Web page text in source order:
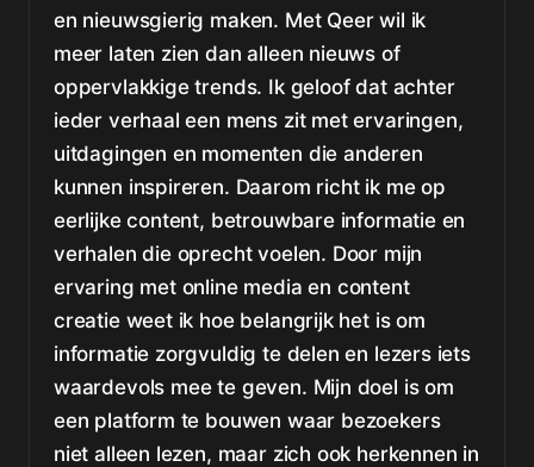
en nieuwsgierig maken. Met Qeer wil ik
meer laten zien dan alleen nieuws of
oppervlakkige trends. Ik geloof dat achter
ieder verhaal een mens zit met ervaringen,
uitdagingen en momenten die anderen
kunnen inspireren. Daarom richt ik me op
eerlijke content, betrouwbare informatie en
verhalen die oprecht voelen. Door mijn
ervaring met online media en content
creatie weet ik hoe belangrijk het is om
informatie zorgvuldig te delen en lezers iets
waardevols mee te geven. Mijn doel is om
een platform te bouwen waar bezoekers
niet alleen lezen, maar zich ook herkennen in